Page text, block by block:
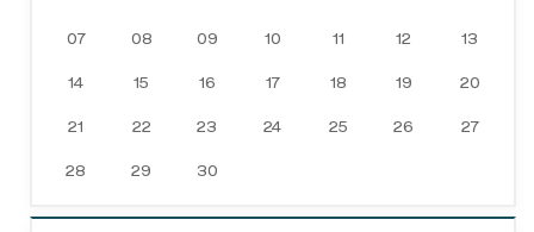
07 08 09 10 11 12 13
14 15 16 17 18 19 20
21 22 23 24 25 26 27
28 29 30